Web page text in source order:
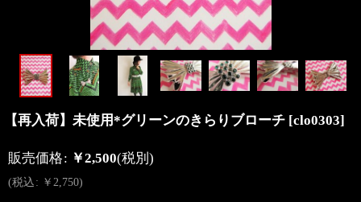
【再入荷】未使用*グリーンのきらりブローチ [clo0303]
販売価格: ￥2,500(税別)
(税込: ￥ 2,750)